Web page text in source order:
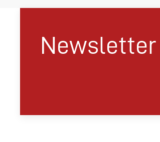
Newsletter